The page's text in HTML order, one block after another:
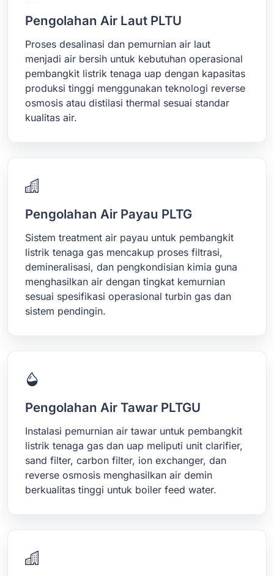
Pengolahan Air Laut PLTU
Proses desalinasi dan pemurnian air laut
menjadi air bersih untuk kebutuhan operasional
pembangkit listrik tenaga uap dengan kapasitas
produksi tinggi menggunakan teknologi reverse
osmosis atau distilasi thermal sesuai standar
kualitas air.
Pengolahan Air Payau PLTG
Sistem treatment air payau untuk pembangkit
listrik tenaga gas mencakup proses filtrasi,
demineralisasi, dan pengkondisian kimia guna
menghasilkan air dengan tingkat kemurnian
sesuai spesifikasi operasional turbin gas dan
sistem pendingin.
Pengolahan Air Tawar PLTGU
Instalasi pemurnian air tawar untuk pembangkit
listrik tenaga gas dan uap meliputi unit clarifier,
sand filter, carbon filter, ion exchanger, dan
reverse osmosis menghasilkan air demin
berkualitas tinggi untuk boiler feed water.